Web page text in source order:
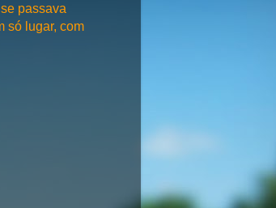
passava
só lugar, com